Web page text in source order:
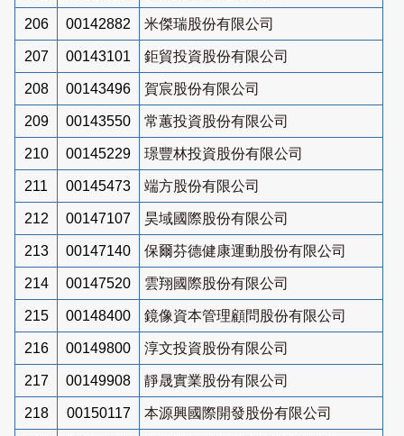
206 00142882 米傑瑞股份有限公司
207 00143101 鉅貿投資股份有限公司
208 00143496 賀宸股份有限公司
209 00143550 常蕙投資股份有限公司
210 00145229 璟豐林投資股份有限公司
211 00145473 端方股份有限公司
212 00147107 昊域國際股份有限公司
213 00147140 保爾芬德健康運動股份有限公司
214 00147520 雲翔國際股份有限公司
215 00148400 鏡像資本管理顧問股份有限公司
216 00149800 淳文投資股份有限公司
217 00149908 靜晟實業股份有限公司
218 00150117 本源興國際開發股份有限公司